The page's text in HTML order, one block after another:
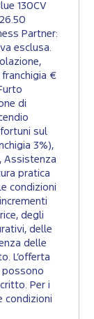
130CV
Partner:
esclusa.
franchigia €
di
sul
3%),
Assistenza
pratica
condizioni
degli
delle
delle
L’offerta
possono
Per i
condizioni